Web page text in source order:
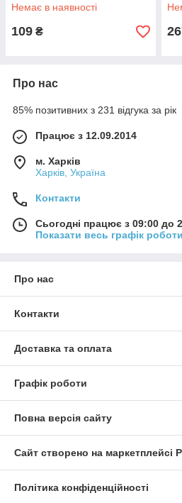
Немає в наявності
109 ₴
Про нас
85% позитивних з 231 відгука за рік
Працює з 12.09.2014
м. Харків
Харків, Україна
Контакти
Сьогодні працює з 09:00 до
Показати весь графік роботи
Про нас
Контакти
Доставка та оплата
Графік роботи
Повна версія сайту
Сайт створено на маркетплейсі
Політика конфіденційності